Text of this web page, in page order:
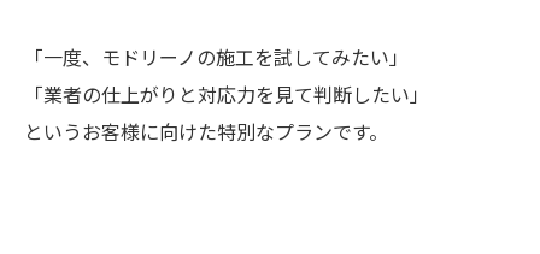
「一度、モドリーノの施工を試してみたい」
「業者の仕上がりと対応力を見て判断したい」
というお客様に向けた特別なプランです。